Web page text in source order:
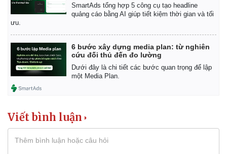
Chứng khoán
Giá cà phê
SmartAds tổng hợp 5 công cụ tạo headline
quảng cáo bằng AI giúp tiết kiệm thời gian và tối
ưu.
6 bước xây dựng media plan: từ nghiên
cứu đối thủ đến đo lường
Dưới đây là chi tiết các bước quan trọng để lập
một Media Plan.
Viết bình luận